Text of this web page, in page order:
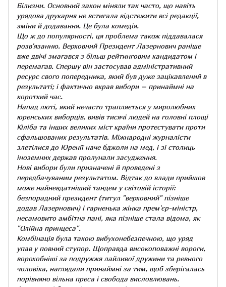
Білизни. Основний закон міняли так часто, що навіть
урядова друкарня не встигала відстежити всі редакції,
зміни й додавання. Це була комедія.
Що ж до популярності, ця проблема також піддавалася
розв'язанню. Верховний Президент Лазернович раніше
вже двічі змагався з більш рейтинговим кандидатом і
перемагав. Спершу він застосував адміністративний
ресурс свого попередника, який був дуже зацікавлений в
результаті; і фактично вкрав вибори – принаймні на
короткий час.
Напад люті, який нечасто трапляється у миролюбних
юренських виборців, вивів тисячі людей на головні площі
Кіліба та інших великих міст країни протестувати проти
сфальшованих результатів. Міжнародні журналісти
злетілися до Юренії наче бджоли на мед, і зі столиць
іноземних держав пролунали засудження.
Нові вибори були призначені й проведені з
передбачуваним результатом. Відтак до влади прийшов
може найневдатніший тандем у світовій історії:
безпорадний президент (титул "верховний" пізніше
додав Лазернович) і гарненька жінка прем'єр-міністр,
несамовито амбітна пані, яка пізніше стала відома, як
"Олійна принцеса".
Комбінація була такою вибухонебезпечною, що уряд
упав у повний ступор. Щоправда високоповажні вороги,
ворохобніші за подружжя лайливої дружини та ревного
чоловіка, наглядали принаймні за тим, щоб зберігалась
порівняно вільна преса і свобода висловлювань.